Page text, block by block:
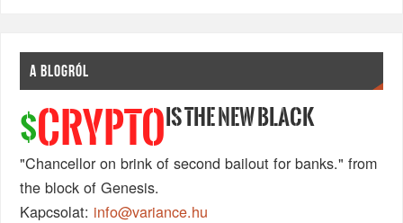
A BLOGRÓL
$CRYPTO IS THE NEW BLACK
"Chancellor on brink of second bailout for banks." from
the block of Genesis.
Kapcsolat: info@variance.hu